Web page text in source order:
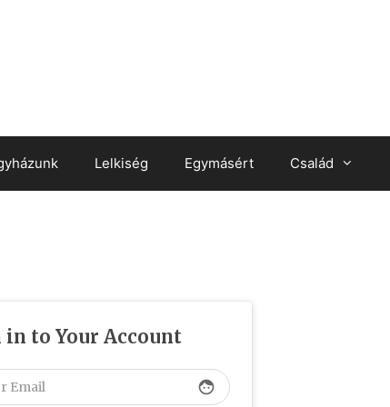
Lelkiség Egymásért Család
in to Your Account
face